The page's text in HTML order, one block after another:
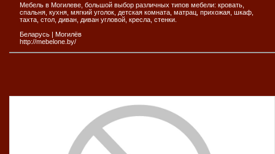
Мебель в Могилеве, большой выбор различных типов мебели: кровать,
спальня, кухня, мягкий уголок, детская комната, матрац, прихожая, шкаф,
тахта, стол, диван, диван угловой, кресла, стенки.
Беларусь | Могилёв
http://mebelone.by/